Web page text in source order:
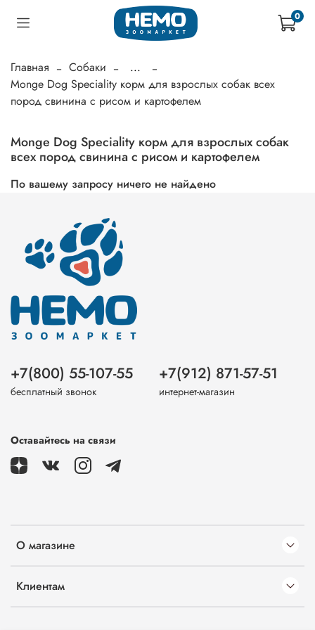
0
Главная Собаки
...
Monge Dog Speciality корм для взрослых собак всех
пород свинина с рисом и картофелем
Monge Dog Speciality корм для взрослых собак
всех пород свинина с рисом и картофелем
По вашему запросу ничего не найдено
О магазине
Клиентам
+7(800) 55-107-55
бесплатный звонок
+7(912) 871-57-51
интернет-магазин
Оставайтесь на связи